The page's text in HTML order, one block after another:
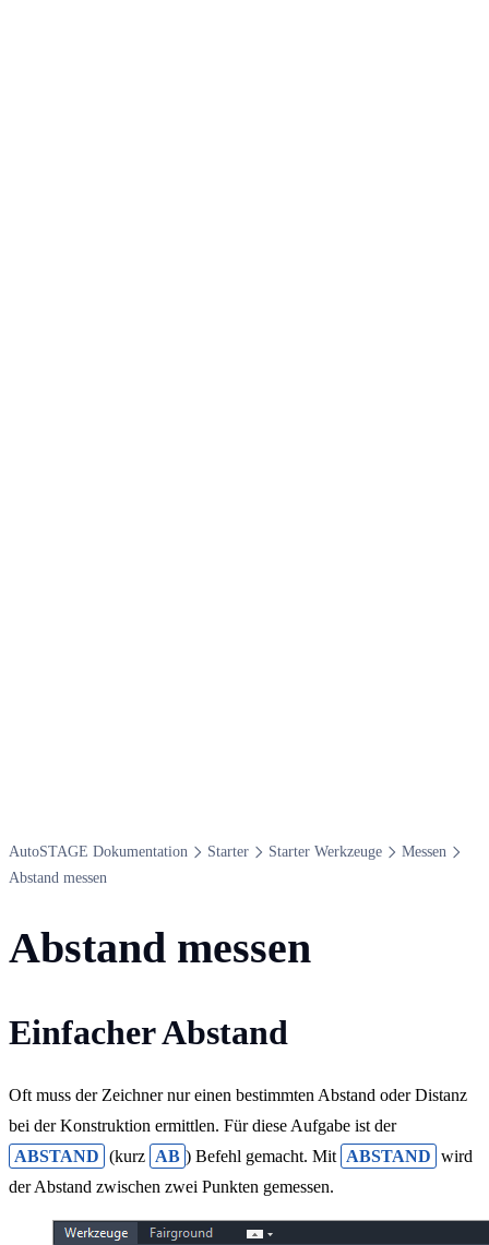
Auto​STAGE Dokumentation Starter Starter Werkzeuge
Messen
Abstand messen
Abstand messen
Einfacher Abstand
Oft muss der Zeichner nur einen bestimmten Abstand oder Distanz
bei der Konstruktion ermittlen. Für diese Aufgabe ist der
ABSTAND (kurz AB ) Befehl gemacht. Mit ABSTAND wird
der Abstand zwischen zwei Punkten gemessen.